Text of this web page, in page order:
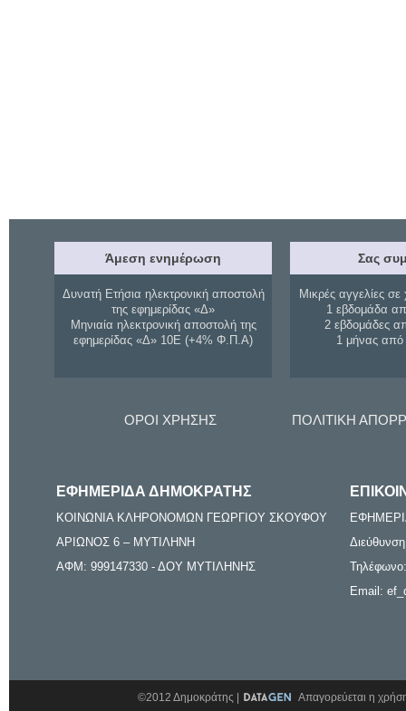
Άμεση ενημέρωση
Δυνατή Ετήσια ηλεκτρονική αποστολή
της εφημερίδας «Δ»
Μηνιαία ηλεκτρονική αποστολή της
εφημερίδας «Δ» 10Ε (+4% Φ.Π.Α)
Σας
Μικρές αγγελίες σε
1 εβδομάδα
2 εβδομάδες
1 μήνας
ΟΡΟΙ ΧΡΗΣΗΣ ΠΟΛΙΤΙΚΗ
ΕΦΗΜΕΡΙΔΑ ΔΗΜΟΚΡΑΤΗΣ
ΚΟΙΝΩΝΙΑ ΚΛΗΡΟΝΟΜΩΝ ΓΕΩΡΓΙΟΥ ΣΚΟΥΦΟΥ
ΑΡΙΩΝΟΣ 6 – ΜΥΤΙΛΗΝΗ
ΑΦΜ: 999147330 - ΔΟΥ ΜΥΤΙΛΗΝΗΣ
Email:
©2012 Δημοκράτης | Απαγορεύεται η